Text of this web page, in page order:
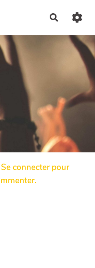
Se connecter pour